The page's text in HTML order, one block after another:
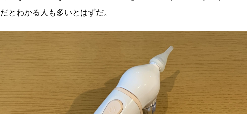
だとわかる人も多いとはずだ。